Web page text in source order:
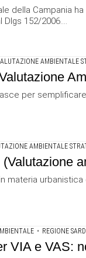
della Campania
152/2006....
AMBIENTALE
per
AMBIENTALE
materia
• REGIONE
VIA e VAS: